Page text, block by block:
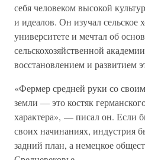
себя человеком высокой
и идеалов. Он изучал
университете и мечтал об
сельскохозяйственной
восстановлением и развитием
«Фермер средней руки со
земли — это костяк
характера», — писал он. Если
своих начинаниях, индустрия
задний план, а немецкое